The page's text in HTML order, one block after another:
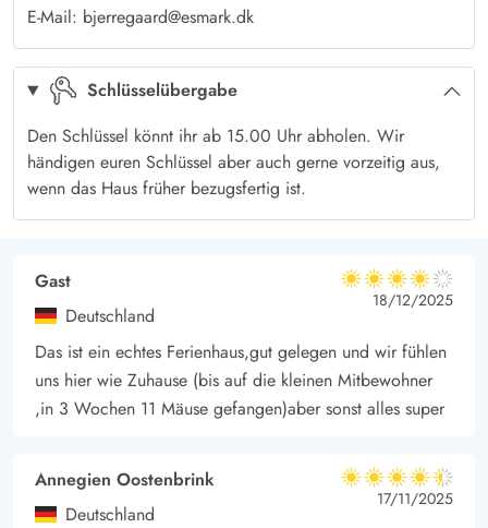
E-Mail: bjerregaard@esmark.dk
Schlüsselübergabe
Den Schlüssel könnt ihr ab 15.00 Uhr abholen. Wir
händigen euren Schlüssel aber auch gerne vorzeitig aus,
wenn das Haus früher bezugsfertig ist.
Gast
Deutschland
4 von 5
4 von 5
4 out of 5
18/12/2025
Das ist ein echtes Ferienhaus,gut gelegen und wir fühlen
uns hier wie Zuhause (bis auf die kleinen Mitbewohner
,in 3 Wochen 11 Mäuse gefangen)aber sonst alles super
Annegien Oostenbrink
Deutschland
4.5 von 5
4.5 von 5
4.5 out of 5
17/11/2025